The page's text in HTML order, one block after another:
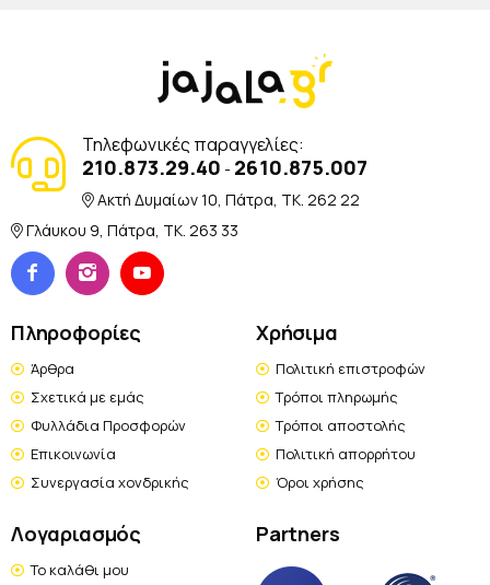
Τηλεφωνικές παραγγελίες:
210.873.29.40 - 2610.875.007
Ακτή Δυμαίων 10, Πάτρα, TK. 262 22
Γλάυκου 9, Πάτρα, TK. 263 33
Πληροφορίες
Άρθρα
Σχετικά με εμάς
Φυλλάδια Προσφορών
Επικοινωνία
Συνεργασία χονδρικής
Χρήσιμα
Πολιτική επιστροφών
Τρόποι πληρωμής
Τρόποι αποστολής
Πολιτική απορρήτου
Όροι χρήσης
Λογαριασμός
Το καλάθι μου
Partners